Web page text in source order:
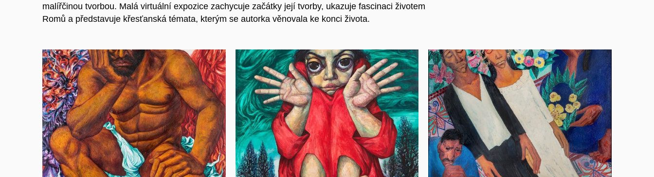
malířčinou tvorbou. Malá virtuální expozice zachycuje začátky její tvorby, ukazuje fascinaci životem
Romů a představuje křesťanská témata, kterým se autorka věnovala ke konci života.